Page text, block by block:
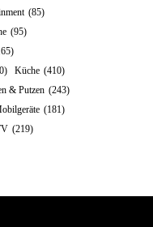
(85)
(95)
Küche (410)
& Putzen (243)
(181)
(219)